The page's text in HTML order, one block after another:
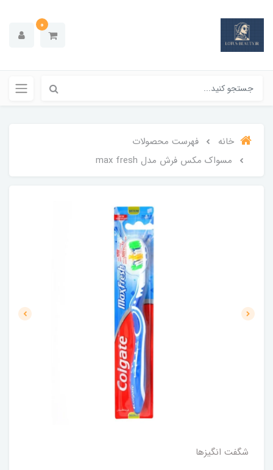
0
خانه
فهرست محصولات
مسواک مکس فرش مدل max fresh
شگفت انگيزها